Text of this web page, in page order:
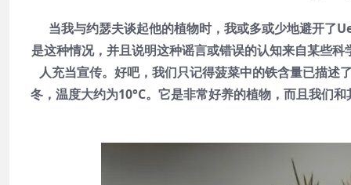
当我与约瑟夫谈起他的植物时，我或多或少地避开了
是这种情况，并且说明这种谣言或错误的认知来自某些
人充当宣传。好吧，我们只记得菠菜中的铁含量已描
冬，温度大约为10°C。它是非常好养的植物，而且我们